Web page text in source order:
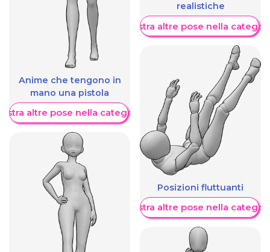
Anime che tengono in
mano una pistola
altre pose nella categoria
realistiche
Mostra altre pose nella
Posizioni fluttuanti
Mostra altre pose nella